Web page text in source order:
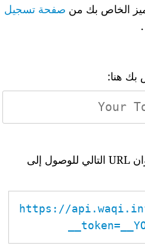
الخاص بك من صفحة تسجيل
.
بك هنا:
يمكنك بعد ذلك استخدام عنوان URL التالي للوصول إلى
https://